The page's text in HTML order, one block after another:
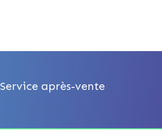
Service après-vente